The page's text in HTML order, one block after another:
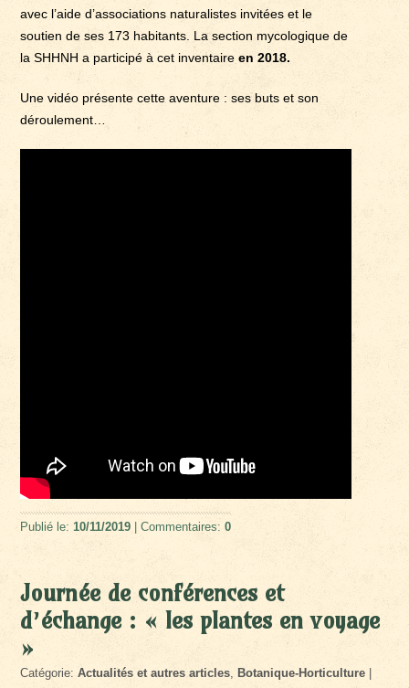
avec l’aide d’associations naturalistes invitées et le
soutien de ses 173 habitants. La section mycologique de
la SHHNH a participé à cet inventaireen 2018.
Une vidéo présente cette aventure : ses buts et son
déroulement…
Publié le:10/11/2019 | Commentaires:0
Journée de conférences et
d’échange : « les plantes en voyage
»
Catégorie:Actualités et autres articles, Botanique-Horticulture